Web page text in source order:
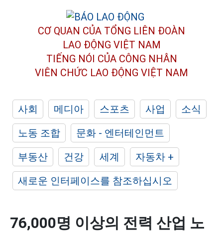
CƠ QUAN CỦA TỔNG LIÊN ĐOÀN
LAO ĐỘNG VIỆT NAM
TIẾNG NÓI CỦA CÔNG NHÂN
VIÊN CHỨC LAO ĐỘNG VIỆT NAM
사회 메디아 스포츠 사업
소식
노동 조합
문화 - 엔터테인먼트
부동산
건강 세계
자동차 +
새로운 인터페이스를 참조하십시오
76,000명 이상의 전력 산업 노